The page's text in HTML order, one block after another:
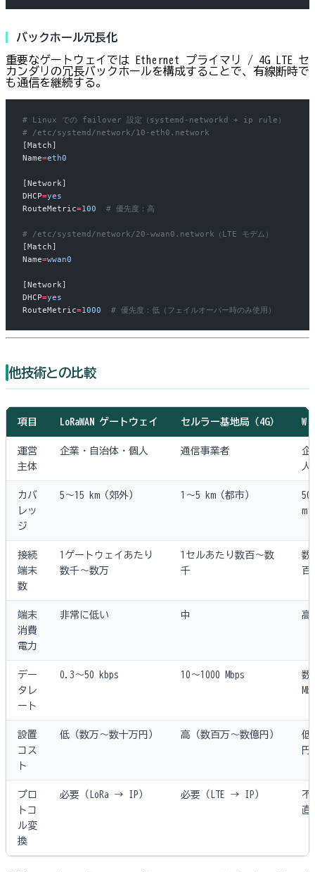
バックホール冗長化
重要なゲートウェイでは Ethernet プライマリ / 4G LTE セ
カンダリの冗長バックホールを構成することで、有線断時で
も通信を継続する。
# Linux での failover 設定（systemd-networkd + ip rule）
# /etc/systemd/network/10-eth0.network
[Match]
Name=eth0
[Network]
DHCP=yes
RouteMetric=100
  # 優先度：高
# /etc/systemd/network/20-wwan0.network（LTE モデム）
[Match]
Name=wwan0
[Network]
DHCP=yes
RouteMetric=1000
  # 優先度：低（フェイルオーバー時のみ使用）
他技術との比較
項目 LoRaWAN ゲートウェイ セルラー基地局（4G）
運営
主体
企業・自治体・個人 通信事業者
企
人
カバ
レッ
ジ
5〜15 km（郊外） 1〜5 km（都市）
50
m
接続
端末
数
1ゲートウェイあたり
数千〜数万
1セルあたり数百〜数
千
数
百
端末
消費
電力
非常に低い 中 高
デー
タレ
ート
0.3〜50 kbps 10〜1000 Mbps
数
設置
コス
ト
低（数万〜数十万円） 高（数百万〜数億円）
低
円
プロ
トコ
ル変
換
必要（LoRa → IP） 必要（LTE → IP）
不
直